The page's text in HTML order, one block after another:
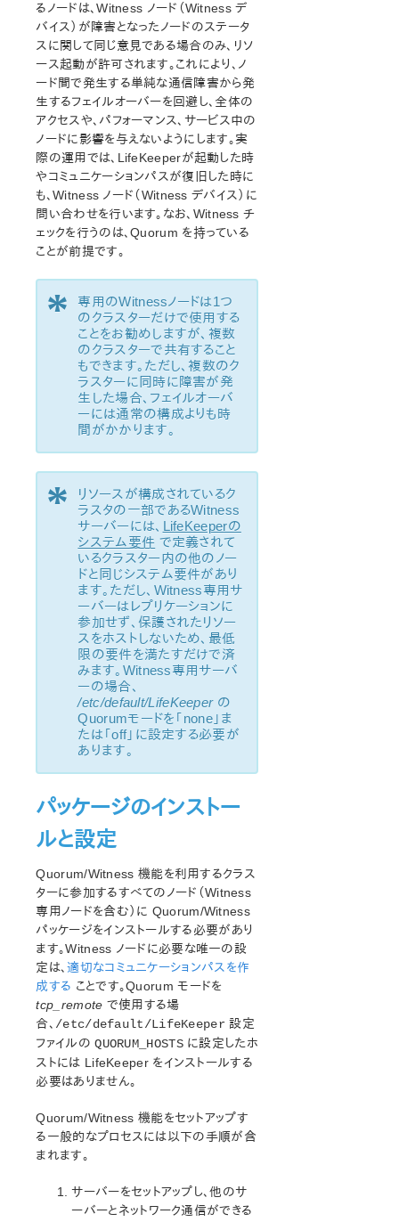
I/O フェンシング機能組み合わせ情報
リソースポリシー管理
認証情報の設定
Standby Node Health Check
LifeKeeper 管理
LifeKeeper User Guide
トラブルシューティング
データレプリケーション
コマンドラインインターフェース
Application Recovery Kit
Apache Recovery Kit 管理ガイド
LB Health Check Kit管理ガイド
Logical Volume Manager Recovery Kit 管理ガイド
IP Recovery Kit 管理ガイド
MySQL Recovery Kit 管理ガイド
WebSphere MQ Recovery Kit 管理ガイド
NAS Recovery Kit 管理ガイド
NFS Recovery Kit 管理ガイド
ド
Oracle® Recovery Kit 管理ガイド
PostgreSQL Recovery Kit 管理ガイド
Postfix Recovery Kit 管理ガイド
Quick Service Protection (QSP) Recovery Kit
Recovery Kit for Route 53™ 管理ガイド
Samba Recovery Kit 管理ガイド
SAP Recovery Kit管理ガイド
SAP HANA Recovery Kit 管理ガイド
SAP MaxDB Recovery Kit 管理ガイド
Sybase Recovery Kit 管理ガイド
VMDK as Shared Storage Recovery Kit 管理ガイド
パラメーター一覧
DRBDパラーメーター一覧
Recovery Kit for EC2パラメーター一覧
IPパラメーター一覧
LB Health Checkパラメーター一覧
NFSパラメーター一覧
Recovery Kit for Oracle Cloud Infrastructure パラメータ
ー一覧
Oracleパラメーター一覧
PostgreSQLパラメーター一覧
Quorumパラメーター一覧
Route53 パラメーター一覧
SAPパラメーター一覧
DataKeeperパラメーター一覧
Standby Node Health Checkパラメーター一覧
SAP HANAパラメーター一覧
SAP MaxDBパラメーター一覧
エラーコード一覧
LifeKeeper for Linuxサポートマトリックス
るノードは、Witness ノード（Witness デ
バイス）が障害となったノードのステータ
スに関して同じ意見である場合のみ、リソ
ース起動が許可されます。これにより、ノ
ード間で発生する単純な通信障害から発
生するフェイルオーバーを回避し、全体の
アクセスや、パフォーマンス、サービス中の
ノードに影響を与えないようにします。実
際の運用では、LifeKeeperが起動した時
やコミュニケーションパスが復旧した時に
も、Witness ノード（Witness デバイス）に
問い合わせを行います。なお、Witness チ
ェックを行うのは、Quorum を持っている
ことが前提です。
*
専用のWitnessノードは1つ
のクラスターだけで使用する
ことをお勧めしますが、複数
のクラスターで共有すること
もできます。ただし、複数のク
ラスターに同時に障害が発
生した場合、フェイルオーバ
ーには通常の構成よりも時
間がかかります。
*
リソースが構成されているク
ラスタの一部であるWitness
サーバーには、 LifeKeeperの
システム要件 で定義されて
いるクラスター内の他のノー
ドと同じシステム要件があり
ます。ただし、Witness専用サ
ーバーはレプリケーションに
参加せず、保護されたリソー
スをホストしないため、最低
限の要件を満たすだけで済
みます。Witness専用サーバ
ーの場合、
/etc/default/LifeKeeperの
Quorumモードを「none」ま
たは「off」に設定する必要が
あります。
パッケージのインストー
ルと設定
Quorum/Witness 機能を利用するクラス
ターに参加するすべてのノード（Witness
専用ノードを含む）に Quorum/Witness
パッケージをインストールする必要があり
ます。Witness ノードに必要な唯一の設
定は、適切なコミュニケーションパスを作
成する ことです。Quorum モードを
tcp_remote で使用する場
合、 /etc/default/LifeKeeper設定
ファイルのQUORUM_HOSTSに設定したホ
ストには LifeKeeper をインストールする
必要はありません。
Quorum/Witness 機能をセットアップす
る一般的なプロセスには以下の手順が含
まれます。
サーバーをセットアップし、他のサ
ーバーとネットワーク通信ができる